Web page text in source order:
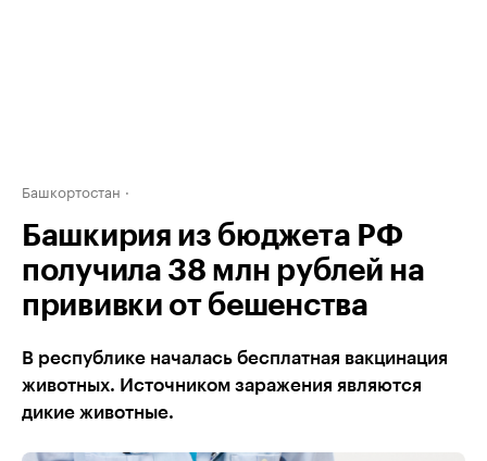
Башкортостан
Башкирия из бюджета РФ
получила 38 млн рублей на
прививки от бешенства
В республике началась бесплатная вакцинация
животных. Источником заражения являются
дикие животные.